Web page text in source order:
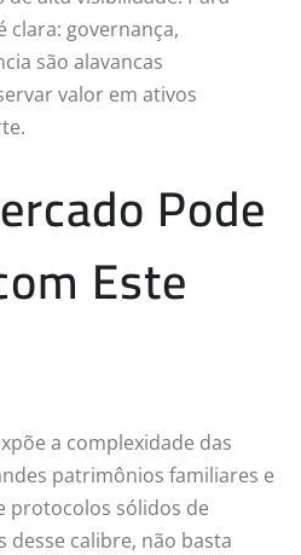
clara: governança,
são alavancas
valor em ativos
Pode
Este
a complexidade das
patrimônios familiares e
protocolos sólidos de
desse calibre, não basta